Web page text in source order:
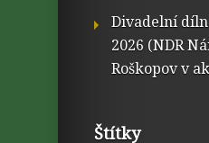
Divadelní
2026 (NDR
Roškopov v
Štítky